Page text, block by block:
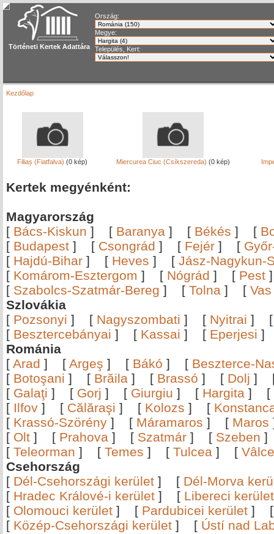
Történeti Kertek Adattára
Ország:
Megye:
Település, Kert:
Kezdőlap
Filiaș (Fiatfalva) (0 kép) Miercurea Ciuc (Csíkszereda) (0 kép)
Kertek megyénként:
Magyarország
[ Bács-Kiskun ] [ Baranya ] [ Békés ] [
[ Budapest ] [ Csongrád ] [ Fejér ] [
[ Hajdú-Bihar ] [ Heves ] [ Jász-Nagykun-
[ Komárom-Esztergom ] [ Nógrád ] [ Pest
[ Szabolcs-Szatmár-Bereg ] [ Tolna ] [ Vas
Szlovákia
[ Pozsonyi ] [ Nagyszombati ] [ Nyitrai ]
[ Besztercebányai ] [ Kassai ] [ Eperjesi
Románia
[ Arad ] [ Argeş ] [ Bákó ] [ Beszterce-
[ Botoşani ] [ Brăila ] [ Brassó ] [ Dolj ]
[ Galaţi ] [ Gorj ] [ Giurgiu ] [ Hargita ]
[
[ Ilfov ] [ Călăraşi ] [ Kolozs ] [
[ Krassó-Szörény ] [ Máramaros ] [ Maros
[ Olt ] [ Prahova ] [ Szatmár ] [ Szeben
[ Teleorman ] [ Temes ] [ Tulcea ] [
Csehország
[ Dél-Csehországi kerület ] [ Dél-Morva
[ Hradec Králové-i kerület ] [ Libereci kerület
[ Olomouci kerület ] [ Pardubicei kerület ]
[ Közép-Csehországi kerület ] [ Ústí nad